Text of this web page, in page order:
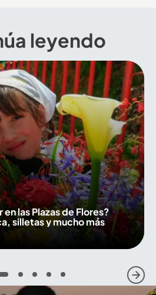
leyendo
las Plazas de Flores?
silletas y mucho más
2 3 4 5